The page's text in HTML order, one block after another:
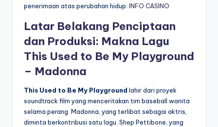
penerimaan atas perubahan hidup. INFO CASINO
Latar Belakang Penciptaan
dan Produksi: Makna Lagu
This Used to Be My Playground
– Madonna
This Used to Be My Playground lahir dari proyek
soundtrack film yang menceritakan tim baseball wanita
selama perang. Madonna, yang terlibat sebagai aktris,
diminta berkontribusi satu lagu. Shep Pettibone, yang